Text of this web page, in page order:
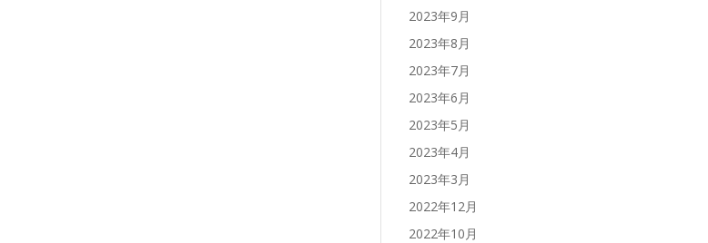
2023年9月
2023年8月
2023年7月
2023年6月
2023年5月
2023年4月
2023年3月
2022年12月
2022年10月